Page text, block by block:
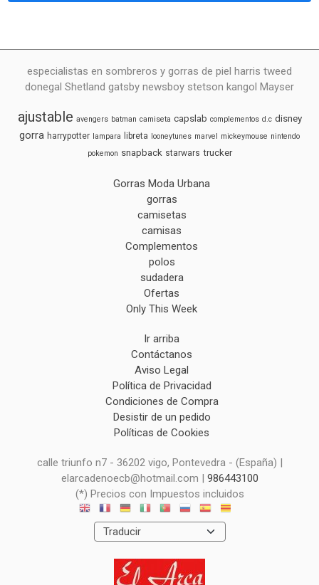
especialistas en sombreros y gorras de piel harris tweed
donegal Shetland gatsby newsboy stetson kangol Mayser
ajustable avengers batman camiseta capslab complementos d.c disney
gorra harrypotter lampara libreta looneytunes marvel mickeymouse nintendo
pokemon snapback starwars trucker
Gorras Moda Urbana
gorras
camisetas
camisas
Complementos
polos
sudadera
Ofertas
Only This Week
Ir arriba
Contáctanos
Aviso Legal
Política de Privacidad
Condiciones de Compra
Desistir de un pedido
Políticas de Cookies
calle triunfo n7 - 36202 vigo, Pontevedra - (España) |
elarcadenoecb@hotmail.com | 986443100
(*) Precios con Impuestos incluidos